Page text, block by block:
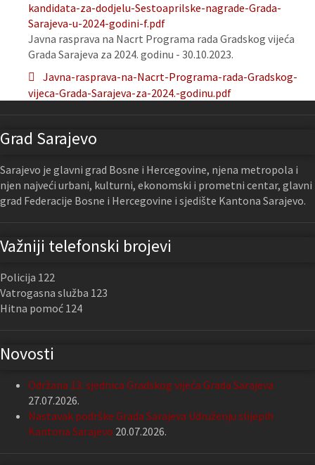
kandidata-za-dodjelu-Sestoaprilske-nagrade-Grada-
Sarajeva-u-2024-godini-f.pdf
Javna rasprava na Nacrt Programa rada Gradskog vijeća
Grada Sarajeva za 2024. godinu - 30.10.2023.
Javna-rasprava-na-Nacrt-Programa-rada-Gradskog-
vijeca-Grada-Sarajeva-za-2024.-godinu.pdf
Grad Sarajevo
Sarajevo je glavni grad Bosne i Hercegovine, njena metropola i
njen najveći urbani, kulturni, ekonomski i prometni centar, glavni
grad Federacije Bosne i Hercegovine i sjedište Kantona Sarajevo.
Važniji telefonski brojevi
Policija 122
Vatrogasna služba 123
Hitna pomoć 124
Novosti
Održana 13. sjednica Gradskog vijeća Grada Sarajeva
27.07.2026.
Nastavak podrške Grada Sarajeva Udruženju slijepih
Kantona Sarajevo 20.07.2026.